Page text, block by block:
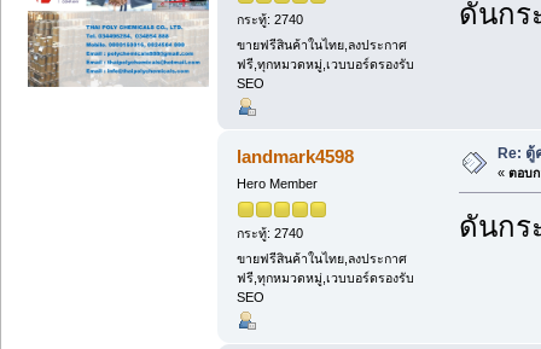
กระทู้: 2740
ขายฟรีสินค้าในไทย,ลงประกาศ
ฟรี,ทุกหมวดหมู่,เวบบอร์ดรองรับ
SEO
ดันกร
landmark4598
Hero Member
กระทู้: 2740
ขายฟรีสินค้าในไทย,ลงประกาศ
ฟรี,ทุกหมวดหมู่,เวบบอร์ดรองรับ
SEO
Re: ตู้
« ตอบก
ดันกร